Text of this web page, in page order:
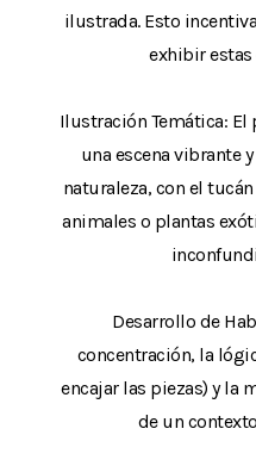
ilustrada. Esto
exhibir
Ilustración Temática:
una escena vibrante
naturaleza, con el
animales o plantas
Desarrollo de
concentración, la
encajar las piezas) y la
de un